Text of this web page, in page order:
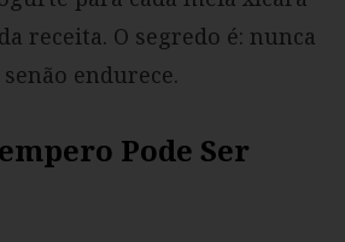
receita. O segredo é: nunca
endurece.
Pode Ser